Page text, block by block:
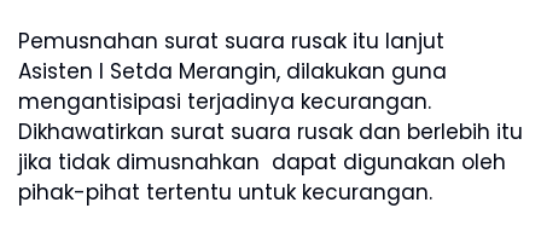
Pemusnahan surat suara rusak itu lanjut
Asisten I Setda Merangin, dilakukan guna
mengantisipasi terjadinya kecurangan.
Dikhawatirkan surat suara rusak dan berlebih itu
jika tidak dimusnahkan dapat digunakan oleh
pihak-pihat tertentu untuk kecurangan.